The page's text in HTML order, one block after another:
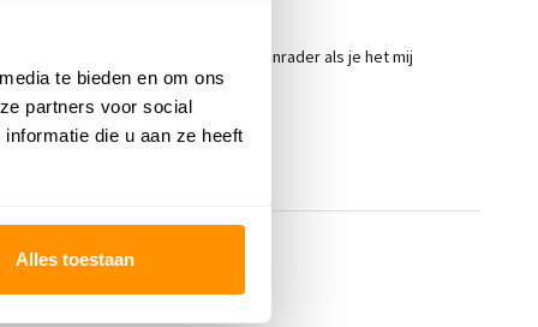
te bieden en om ons
partners voor social
die u aan ze heeft
Alles toestaan
goed geprijsd, en snel bezorgd. Aanrader als je het mij